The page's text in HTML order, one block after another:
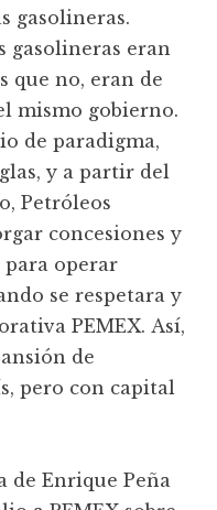
gasolineras.
gasolineras eran
que no, eran de
mismo gobierno.
de paradigma,
y a partir del
Petróleos
concesiones y
operar
se respetara y
PEMEX. Así,
de
pero con capital
de Enrique Peña